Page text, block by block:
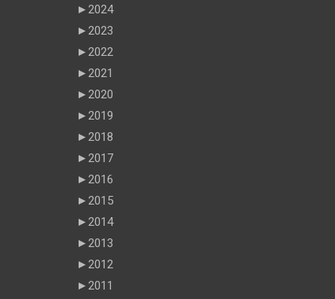
►2024
►2023
►2022
►2021
►2020
►2019
►2018
►2017
►2016
►2015
►2014
►2013
►2012
►2011